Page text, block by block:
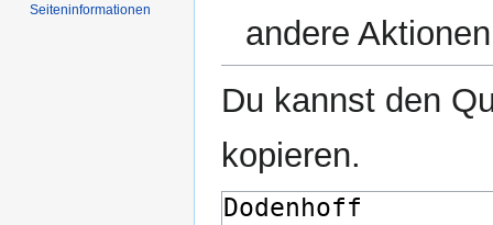
andere
Du kannst den
kopieren.
Seiten­­informationen